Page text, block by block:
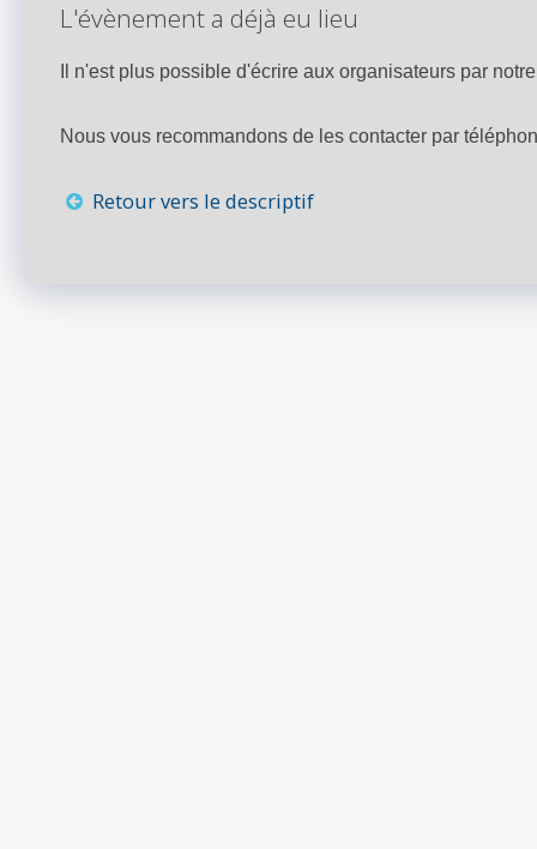
L'évènement a déjà eu lieu
Il n'est plus possible d'écrire aux organisateurs par
Nous vous recommandons de les contacter par
Retour vers le descriptif